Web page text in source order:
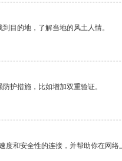
目的地，了解当地的风土人情。
护措施，比如增加双重验证。
和安全性的连接，并帮助你在网络